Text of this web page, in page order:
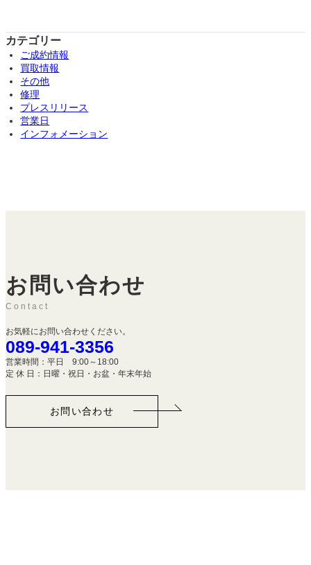
カテゴリー
ご成約情報
買取情報
その他
修理
プレスリリース
営業日
インフォメーション
お問い合わせ
Contact
お気軽にお問い合わせください。
089-941-3356
営業時間：平日 9:00～18:00
定 休 日：日曜・祝日・お盆・年末年始
お問い合わせ